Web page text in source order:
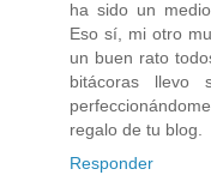
ha sido un
Eso sí, mi otro
un buen rato
bitácoras
regalo de tu blog.
Responder